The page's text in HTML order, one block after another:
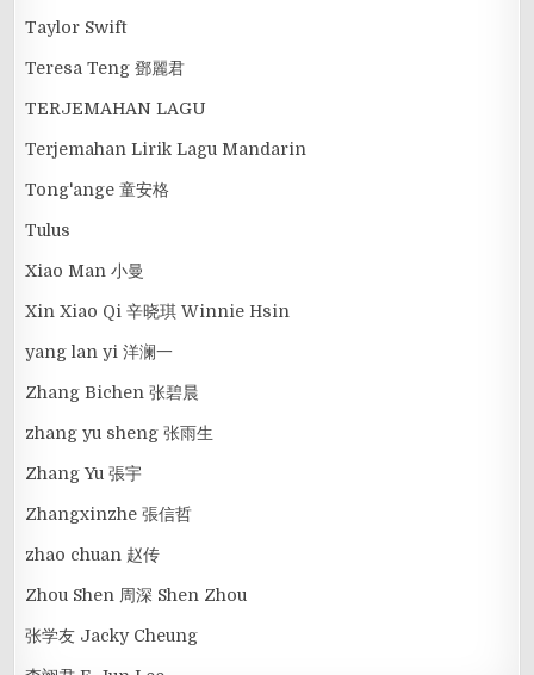
Taylor Swift
Teresa Teng 鄧麗君
TERJEMAHAN LAGU
Terjemahan Lirik Lagu Mandarin
Tong'ange 童安格
Tulus
Xiao Man 小曼
Xin Xiao Qi 辛晓琪 Winnie Hsin
yang lan yi 洋澜一
Zhang Bichen 张碧晨
zhang yu sheng 张雨生
Zhang Yu 張宇
Zhangxinzhe 張信哲
zhao chuan 赵传
Zhou Shen 周深 Shen Zhou
张学友 Jacky Cheung